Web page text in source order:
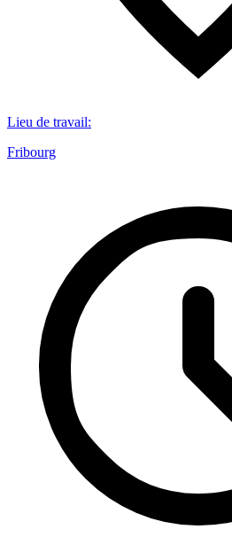
Lieu de travail:
Fribourg